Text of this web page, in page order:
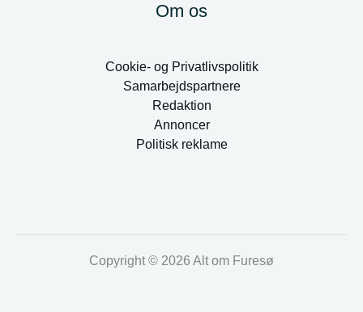
Om os
Cookie- og Privatlivspolitik
Samarbejdspartnere
Redaktion
Annoncer
Politisk reklame
Copyright © 2026 Alt om Furesø